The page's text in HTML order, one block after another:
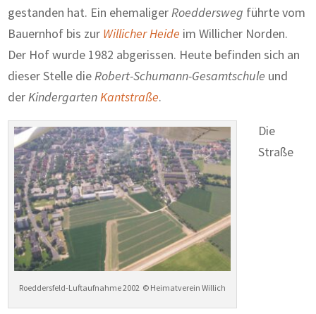
gestanden hat. Ein ehemaligerRoeddersweg führte vom
Bauernhof bis zur Willicher Heide im Willicher Norden.
Der Hof wurde 1982 abgerissen. Heute befinden sich an
dieser Stelle dieRobert-Schumann-Gesamtschule und
derKindergartenKantstraße.
Roeddersfeld-Luftaufnahme 2002 © Heimatverein Willich
Die
Straße